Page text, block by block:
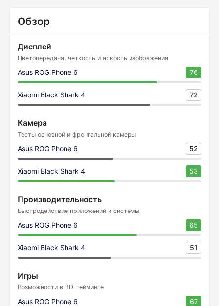
Обзор
Дисплей
Цветопередача, четкость и яркость изображения
Asus ROG Phone 6 76
Xiaomi Black Shark 4 72
Камера
Тесты основной и фронтальной камеры
Asus ROG Phone 6 52
Xiaomi Black Shark 4 53
Производительность
Быстродействие приложений и системы
Asus ROG Phone 6 65
Xiaomi Black Shark 4 51
Игры
Возможности в 3D-гейминге
Asus ROG Phone 6 67